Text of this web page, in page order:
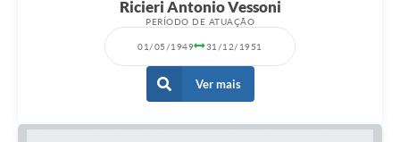
Ricieri Antonio Vessoni
PERÍODO DE ATUAÇÃO
01/05/1949 31/12/1951
Ver mais